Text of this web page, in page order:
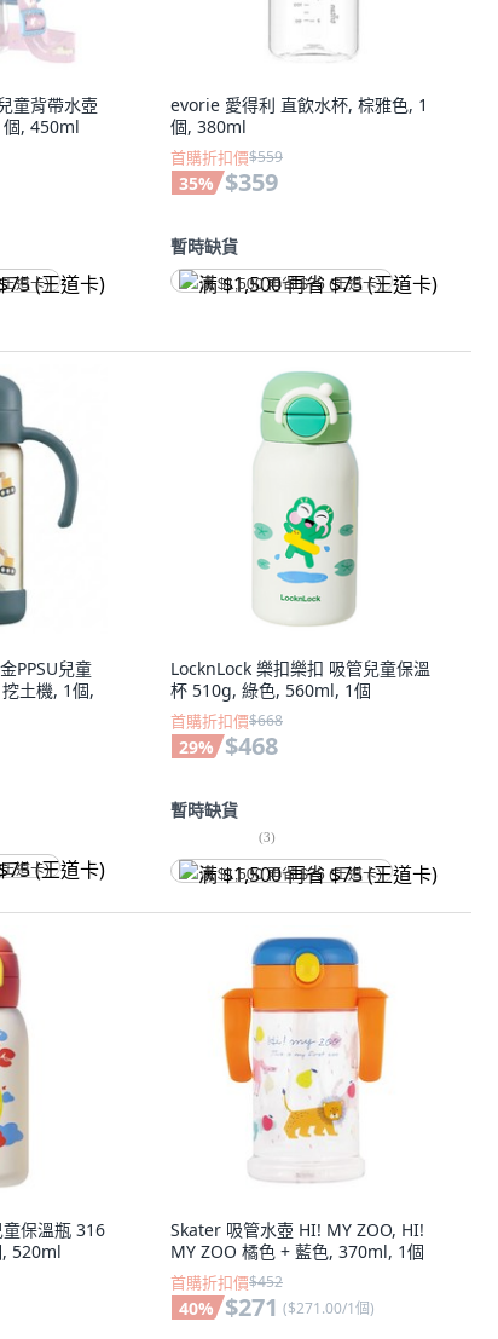
童背帶水壺
個, 450ml
道卡)
evorie 愛得利 直飲水杯, 棕雅色, 1
個, 380ml
首購折扣價$559
35% $359
暫時缺貨
满 $1,500 再省 $75 (王道卡)
PPSU兒童
土機, 1個,
道卡)
LocknLock 樂扣樂扣 吸管兒童保溫
杯 510g, 綠色, 560ml, 1個
首購折扣價$668
29% $468
暫時缺貨
(3)
满 $1,500 再省 $75 (王道卡)
保溫瓶 316
520ml
Skater 吸管水壺 HI! MY ZOO, HI!
MY ZOO 橘色 + 藍色, 370ml, 1個
首購折扣價$452
40% $271 ($271.00/1個)